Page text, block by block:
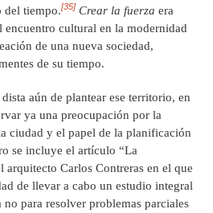
del tiempo.[35] Crear la fuerza era
encuentro cultural en la modernidad
de una nueva sociedad,
de su tiempo.
aún de plantear ese territorio, en
ya una preocupación por la
ciudad y el papel de la planificación
se incluye el artículo “La
Carlos Contreras en el que
de llevar a cabo un estudio integral
para resolver problemas parciales